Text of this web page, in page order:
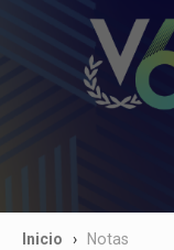
Inicio Notas